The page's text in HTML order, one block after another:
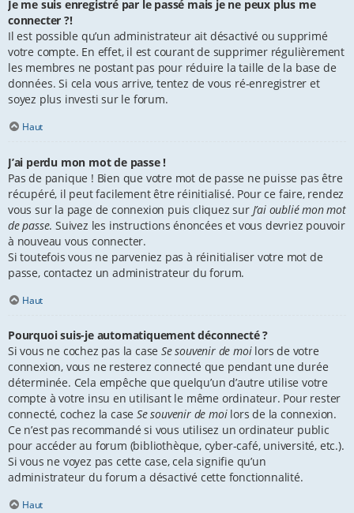
Je me suis enregistré par le passé mais je ne peux plus me
connecter ?!
Il est possible qu’un administrateur ait désactivé ou supprimé
votre compte. En effet, il est courant de supprimer régulièrement
les membres ne postant pas pour réduire la taille de la base de
données. Si cela vous arrive, tentez de vous ré-enregistrer et
soyez plus investi sur le forum.
Haut
J’ai perdu mon mot de passe !
Pas de panique ! Bien que votre mot de passe ne puisse pas être
récupéré, il peut facilement être réinitialisé. Pour ce faire, rendez
vous sur la page de connexion puis cliquez sur J’ai oublié mon mot
de passe. Suivez les instructions énoncées et vous devriez pouvoir
à nouveau vous connecter.
Si toutefois vous ne parveniez pas à réinitialiser votre mot de
passe, contactez un administrateur du forum.
Haut
Pourquoi suis-je automatiquement déconnecté ?
Si vous ne cochez pas la case Se souvenir de moilors de votre
connexion, vous ne resterez connecté que pendant une durée
déterminée. Cela empêche que quelqu’un d’autre utilise votre
compte à votre insu en utilisant le même ordinateur. Pour rester
connecté, cochez la caseSe souvenir de moilors de la connexion.
Ce n’est pas recommandé si vous utilisez un ordinateur public
pour accéder au forum (bibliothèque, cyber-café, université, etc.).
Si vous ne voyez pas cette case, cela signifie qu’un
administrateur du forum a désactivé cette fonctionnalité.
Haut